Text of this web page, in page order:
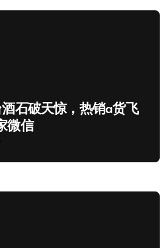
石破天惊，热销a货飞
微信